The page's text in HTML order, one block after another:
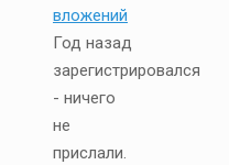
вложений
Год назад
зарегистрировался
- ничего
не
прислали.